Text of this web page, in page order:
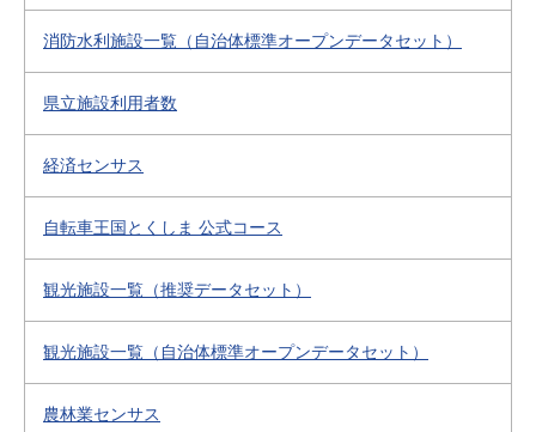
消防水利施設一覧（自治体標準オープンデータセット）
県立施設利用者数
経済センサス
自転車王国とくしま 公式コース
観光施設一覧（推奨データセット）
観光施設一覧（自治体標準オープンデータセット）
農林業センサス